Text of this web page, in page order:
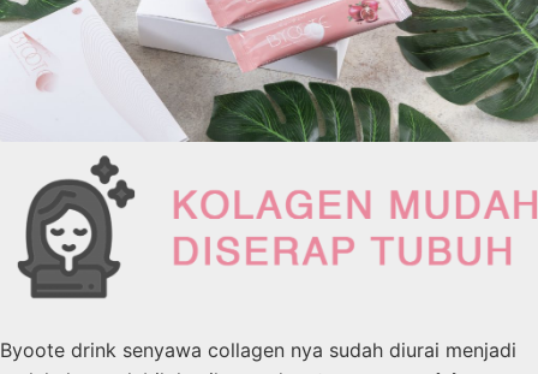
Byoote drink senyawa collagen nya sudah diurai menjadi